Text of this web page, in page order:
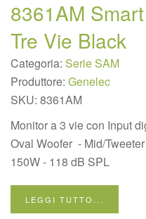
8361AM
Tre Vie Black
Categoria: Serie SAM
Produttore: Genelec
SKU: 8361AM
Monitor a 3 vie con Input
Oval Woofer - Mid/
150W - 118 dB SPL
LEGGI TUTTO...